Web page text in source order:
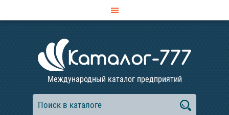
Международный каталог предприятий